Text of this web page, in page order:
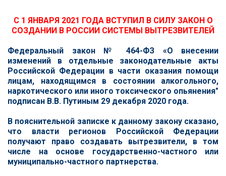
С 1 ЯНВАРЯ 2021 ГОДА ВСТУПИЛ В СИЛУ ЗАКОН О
СОЗДАНИИ В РОССИИ СИСТЕМЫ ВЫТРЕЗВИТЕЛЕЙ
Федеральный закон № 464-ФЗ «О внесении
изменений в отдельные законодательные акты
Российской Федерации в части оказания помощи
лицам, находящимся в состоянии алкогольного,
наркотического или иного токсического опьянения"
подписан В.В. Путиным 29 декабря 2020 года.
В пояснительной записке к данному закону сказано,
что власти регионов Российской Федерации
получают право создавать вытрезвители, в том
числе на основе государственно-частного или
муниципально-частного партнерства.